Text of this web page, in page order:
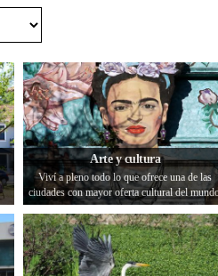
Arte y cultura
Viví a pleno todo lo que ofrece una de las
ciudades con mayor oferta cultural del